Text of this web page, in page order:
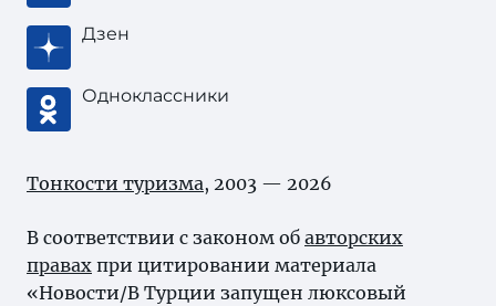
Дзен
Одноклассники
Тонкости туризма, 2003 — 2026
В соответствии с законом об авторских
правах при цитировании материала
«Новости/В Турции запущен люксовый